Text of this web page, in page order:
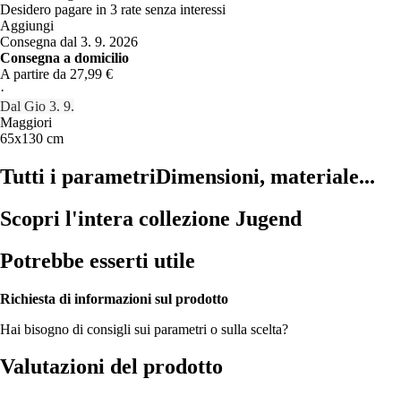
Desidero pagare in 3 rate senza interessi
Aggiungi
Consegna dal 3. 9. 2026
Consegna a domicilio
A partire da 27,99 €
·
Dal Gio 3. 9.
Maggiori
65x130 cm
Tutti i parametriDimensioni, materiale...
Scopri l'intera collezione Jugend
Potrebbe esserti utile
Richiesta di informazioni sul prodotto
Hai bisogno di consigli sui parametri o sulla scelta?
Valutazioni del prodotto